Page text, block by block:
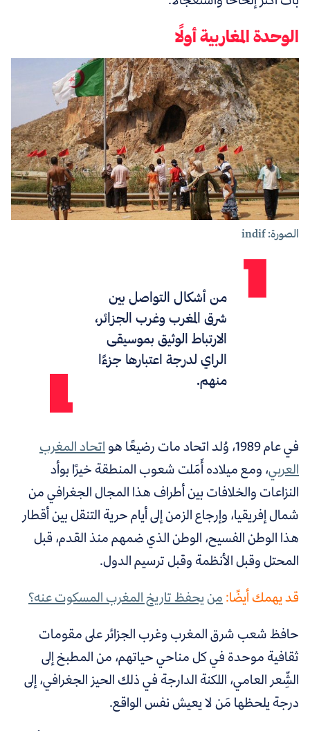
الوحدة المغاربية أولًا
الصورة: indif
من أشكال التواصل بين
شرق المغرب وغرب الجزائر،
الارتباط الوثيق بموسيقى
الراي لدرجة اعتبارها جزءًا
منهم.
في عام 1989، وُلد اتحاد مات رضيعًا هو
اتحاد المغرب
العربي، ومع ميلاده أَمَلت شعوب المنطقة خيرًا بوأد
النزاعات والخلافات بين أطراف هذا المجال الجغرافي من
شمال إفريقيا، وإرجاع الزمن إلى أيام حرية التنقل بين أقطار
هذا الوطن الفسيح، الوطن الذي ضمهم منذ القدم، قبل
المحتل وقبل الأنظمة وقبل ترسيم الدول.
قد يهمك أيضًا:من يحفظ تاريخ المغرب المسكوت عنه؟
حافظ شعب شرق المغرب وغرب الجزائر على مقومات
ثقافية موحدة في كل مناحي حياتهم، من المطبخ إلى
الشِّعر العامي، اللكنة الدارجة في ذلك الحيز الجغرافي، إلى
درجة يلحظها مَن لا يعيش نفس الواقع.